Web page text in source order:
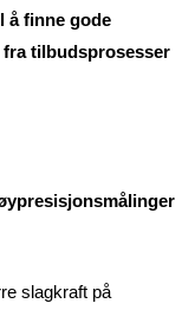
å finne gode
tilbudsprosesser
slagkraft på